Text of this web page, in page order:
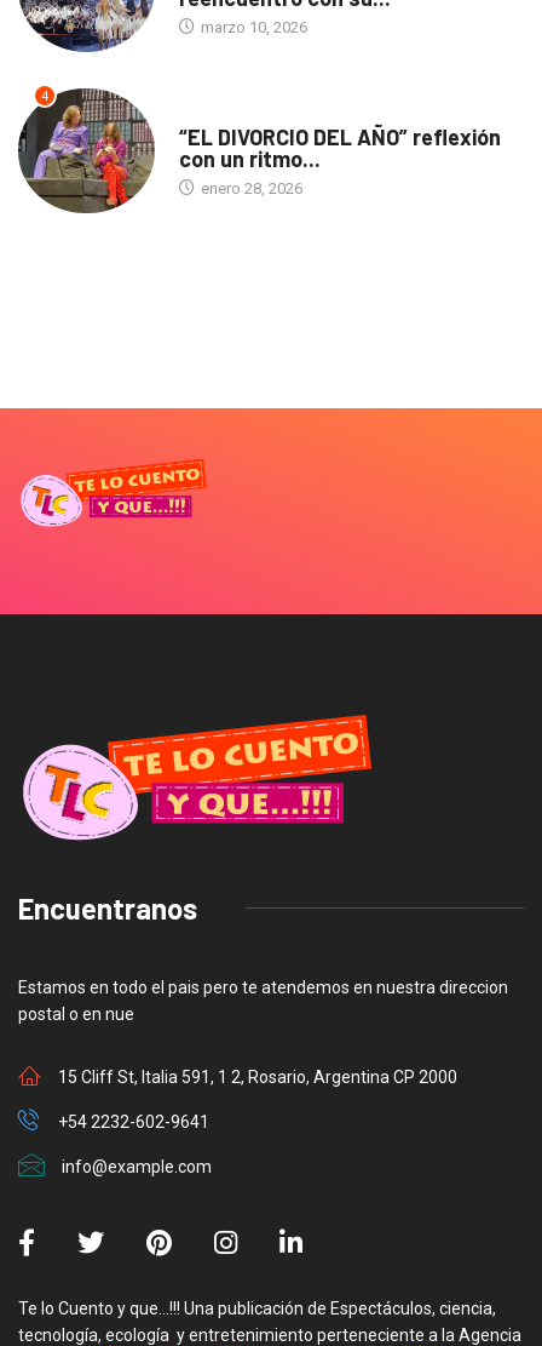
marzo 10, 2026
4
“EL DIVORCIO DEL AÑO” reflexión
con un ritmo...
enero 28, 2026
Encuentranos
Estamos en todo el pais pero te atendemos en nuestra direccion
postal o en nue
15 Cliff St, Italia 591, 1 2, Rosario, Argentina CP 2000
+54 2232-602-9641
info@example.com
Te lo Cuento y que…!!! Una publicación de Espectáculos, ciencia,
tecnología, ecología y entretenimiento perteneciente a la Agencia